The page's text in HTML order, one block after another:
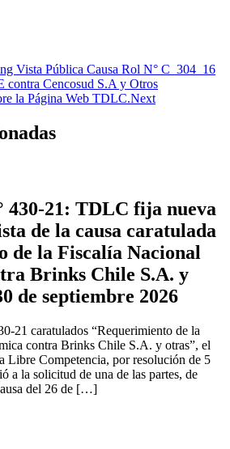
Vista Pública Causa Rol N° C_304_16
contra Cencosud S.A y Otros
la Página Web TDLC.Next
430-21: TDLC fija nueva
de la causa caratulada
de la Fiscalía Nacional
Brinks Chile S.A. y
de septiembre 2026
21 caratulados “Requerimiento de la
contra Brinks Chile S.A. y otras”, el
Libre Competencia, por resolución de 5
a la solicitud de una de las partes, de
del 26 de […]